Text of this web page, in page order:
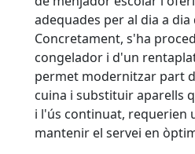
adequades per al dia a dia
Concretament, s'ha
congelador i d'un
permet modernitzar part
cuina i substituir aparells
i l'ús continuat, requerien
mantenir el servei en